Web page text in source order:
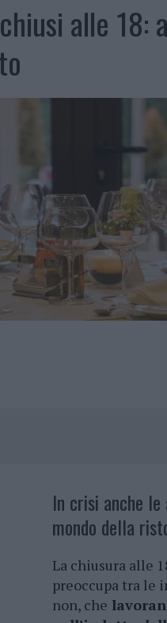
alle 18:
In crisi anche
mondo della
La chiusura alle
preoccupa tra le
non, che